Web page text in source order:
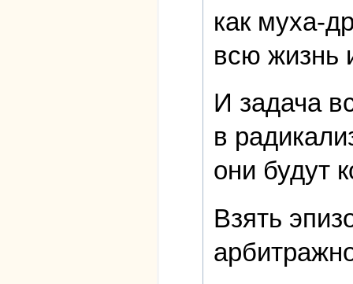
как муха-
всю жизнь
И задача
в
они будут
Взять